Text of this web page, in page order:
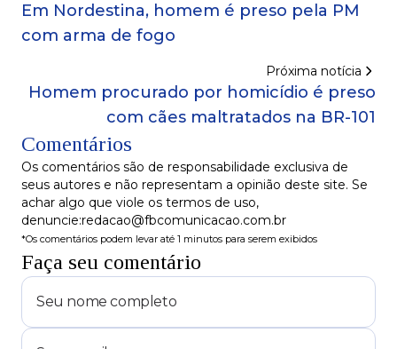
Em Nordestina, homem é preso pela PM
com arma de fogo
Próxima notícia
Homem procurado por homicídio é preso
com cães maltratados na BR-101
Comentários
Os comentários são de responsabilidade exclusiva de
seus autores e não representam a opinião deste site. Se
achar algo que viole os termos de uso,
denuncie:redacao@fbcomunicacao.com.br
*Os comentários podem levar até 1 minutos para serem exibidos
Faça seu comentário